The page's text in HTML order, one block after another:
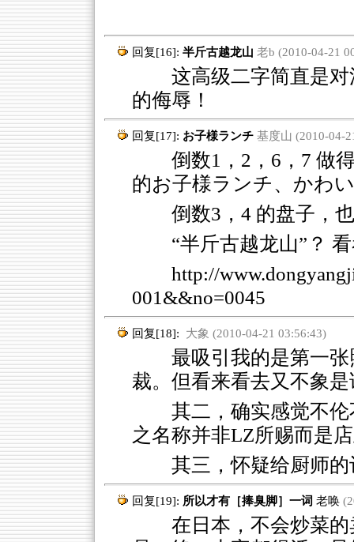
回复[16]: 半斤古越龙山 老b (2010-04-21
这高级二字简直是对
的侮辱！
回复[17]: お子様ランチ 基度山 (2010-04-
倒数1，2，6，7 做得
的お子様ランチ、かわ
倒数3，4 的盘子，
“半斤古越龙山”？
http://
001&&no=0045
回复[18]: 大象 (2010-04-21 03:56:43)
最吸引我的是第一张
裁。但看来看去又不象
其二，确实感觉不
之名称并非LZ所赐而是
其三，怀疑给厨师
回复[19]: 所以才有［捧臭脚］一词 老唤
在日本，不会炒菜的